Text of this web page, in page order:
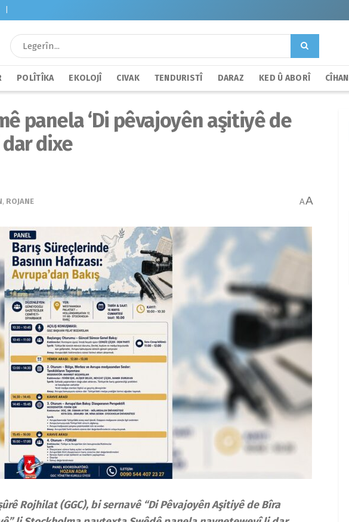
POLÎTÎKA EKOLOJÎ CIVAK TENDURISTÎ DARAZ KED Û ABORÎ CÎHAN
panela ‘Di pêvajoyên aşitiyê de
dar dixe
, ROJANE AA
Rojhilat (GGC), bi sernavê “Di Pêvajoyên Aşitiyê de Bîra